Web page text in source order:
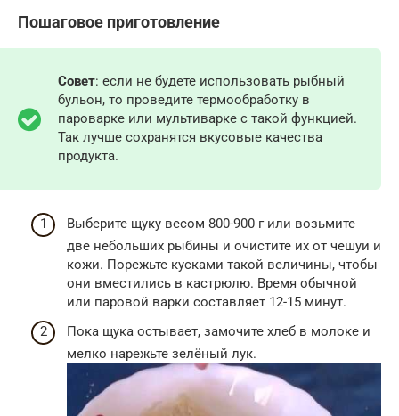
Пошаговое приготовление
Совет: если не будете использовать рыбный
бульон, то проведите термообработку в
пароварке или мультиварке с такой функцией.
Так лучше сохранятся вкусовые качества
продукта.
Выберите щуку весом 800-900 г или возьмите
две небольших рыбины и очистите их от чешуи и
кожи. Порежьте кусками такой величины, чтобы
они вместились в кастрюлю. Время обычной
или паровой варки составляет 12-15 минут.
Пока щука остывает, замочите хлеб в молоке и
мелко нарежьте зелёный лук.